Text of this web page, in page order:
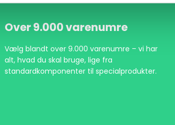
Over 9.000 varenumre
Vælg blandt over 9.000 varenumre – vi har
alt, hvad du skal bruge, lige fra
standardkomponenter til specialprodukter.